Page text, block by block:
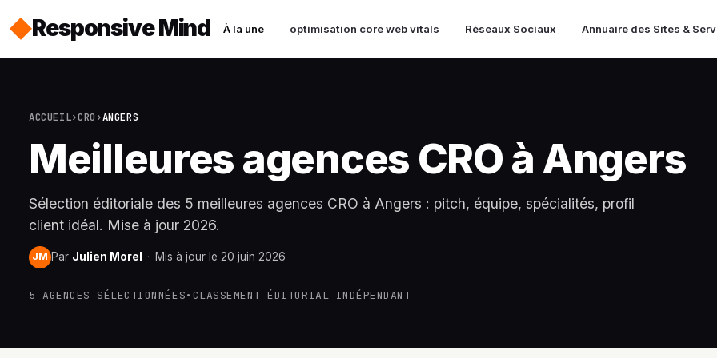
Responsive Mind À la une optimisation core web vitals Réseaux Sociaux Annuaire des Sites &
ACCUEIL›CRO ›ANGERS
Meilleures agences CRO à Angers
Sélection éditoriale des 5 meilleures agences CRO à Angers : pitch, équipe, spécialités, profil
client idéal. Mise à jour 2026.
JM Par Julien Morel · Mis à jour le 20 juin 2026
5 AGENCES SÉLECTIONNÉES• CLASSEMENT ÉDITORIAL INDÉPENDANT